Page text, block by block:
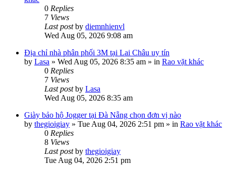
0 Replies
7 Views
Last postby diemnhienvl
Wed Aug 05, 2026 9:08 am
Địa chỉ nhà phân phối 3M tại Lai Châu uy tín
by Lasa » Wed Aug 05, 2026 8:35 am » in Rao vặt khác
0 Replies
7 Views
Last postby Lasa
Wed Aug 05, 2026 8:35 am
Giày bảo hộ Jogger tại Đà Nẵng chọn đơn vị nào
by thegioigiay » Tue Aug 04, 2026 2:51 pm » in Rao vặt khác
0 Replies
8 Views
Last postby thegioigiay
Tue Aug 04, 2026 2:51 pm